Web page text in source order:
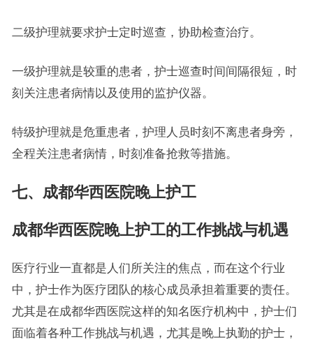
二级护理就要求护士定时巡查，协助检查治疗。
一级护理就是较重的患者，护士巡查时间间隔很短，时
刻关注患者病情以及使用的监护仪器。
特级护理就是危重患者，护理人员时刻不离患者身旁，
全程关注患者病情，时刻准备抢救等措施。
七、成都华西医院晚上护工
成都华西医院晚上护工的工作挑战与机遇
医疗行业一直都是人们所关注的焦点，而在这个行业
中，护士作为医疗团队的核心成员承担着重要的责任。
尤其是在成都华西医院这样的知名医疗机构中，护士们
面临着各种工作挑战与机遇，尤其是晚上执勤的护士，